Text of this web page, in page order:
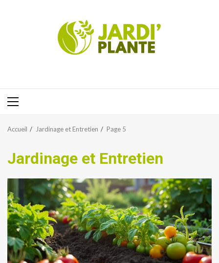
Menu
Accueil Jardinage et Entretien Page 5
Jardinage et Entretien